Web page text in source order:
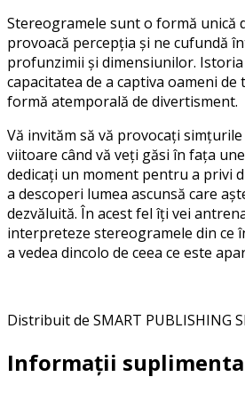
Stereogramele sunt o formă unică
provoacă percepția și ne cufundă
profunzimii și dimensiunilor.
capacitatea de a captiva oameni
formă atemporală de divertisment.
Vă invităm să vă provocați
viitoare când vă veți găsi în fața
dedicați un moment pentru a privi
a descoperi lumea ascunsă care
dezvăluită. În acest fel îți vei
interpreteze stereogramele din ce
a vedea dincolo de ceea ce este
Distribuit de SMART PUBLISHING
Informații